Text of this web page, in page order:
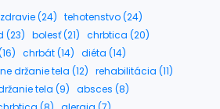
(24) tehotenstvo (24)
(23) bolesť (21) chrbtica (20)
chrbát (14) diéta (14)
držanie tela (12) rehabilitácia (11)
tela (9) absces (8)